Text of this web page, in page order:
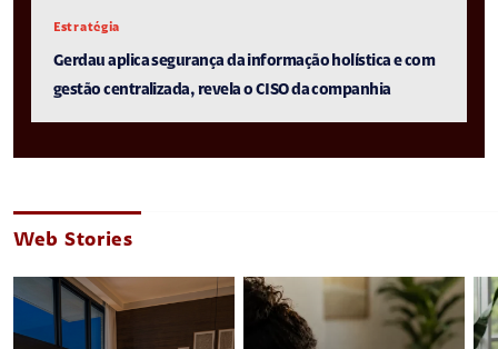
Estratégia
Gerdau aplica segurança da informação holística e com
gestão centralizada, revela o CISO da companhia
Web Stories